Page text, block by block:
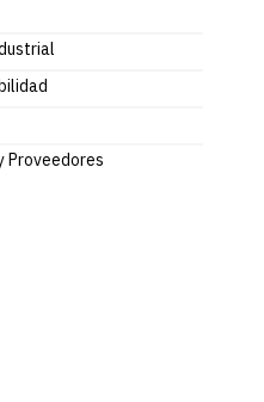
Proveedores